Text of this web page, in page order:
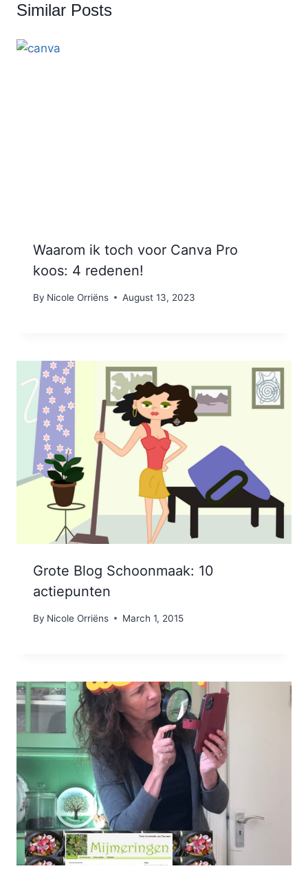
Similar Posts
Waarom ik toch voor Canva Pro
koos: 4 redenen!
By Nicole Orriëns August 13, 2023
Grote Blog Schoonmaak: 10
actiepunten
By Nicole Orriëns March 1, 2015